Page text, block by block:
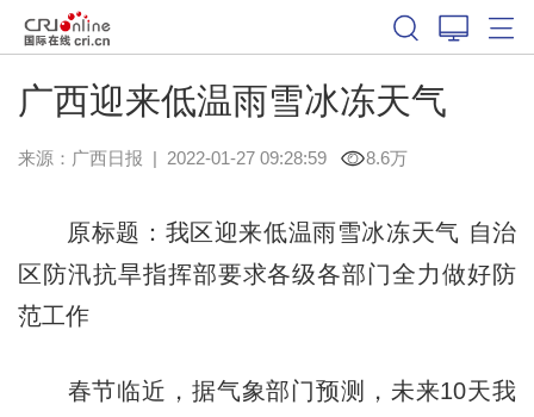
广西迎来低温雨雪冰冻天气
来源： 广西日报 | 2022-01-27 09:28:59 8.6万
原标题：我区迎来低温雨雪冰冻天气 自治
区防汛抗旱指挥部要求各级各部门全力做好防
范工作
春节临近，据气象部门预测，未来10天我